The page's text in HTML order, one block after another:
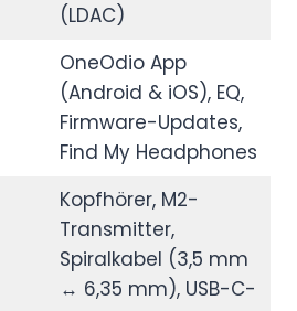
(LDAC)
OneOdio App
(Android & iOS), EQ,
Firmware-Updates,
Find My Headphones
Kopfhörer, M2-
Transmitter,
Spiralkabel (3,5 mm
↔ 6,35 mm), USB-C-